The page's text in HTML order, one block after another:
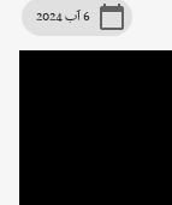
6 آب 2024